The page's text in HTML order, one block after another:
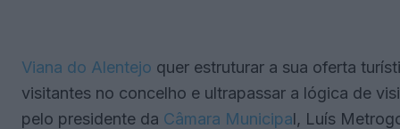
Viana do Alentejo quer estruturar a sua oferta
visitantes no concelho e ultrapassar a lógica de
pelo presidente da Câmara Municipal, Luís